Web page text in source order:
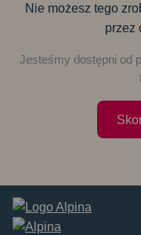
Nie możesz tego
przez
Jesteśmy dostępni od